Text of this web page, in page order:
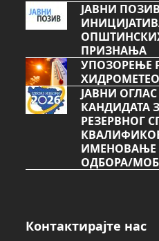
ЈАВНИ
ПРИЗНАЊА
УПОЗОРЕЊЕ
ЈАВНИ
КАНДИДАТА
РЕЗЕРВНОГ
ИМЕНОВАЊЕ
ОДБОРА/
Контактирајте нас